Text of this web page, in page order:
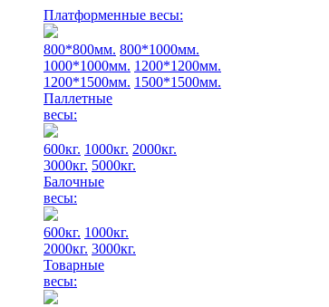
Платформенные весы:
800*800мм. 800*1000мм.
1000*1000мм. 1200*1200мм.
1200*1500мм. 1500*1500мм.
Паллетные
весы:
600кг. 1000кг. 2000кг.
3000кг. 5000кг.
Балочные
весы:
600кг. 1000кг.
2000кг. 3000кг.
Товарные
весы: